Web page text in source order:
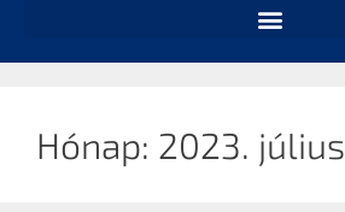
Hónap: 2023. július